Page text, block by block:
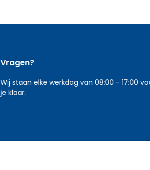
Vragen?
Wij staan elke werkdag van 08:00 - 17:00
je klaar.